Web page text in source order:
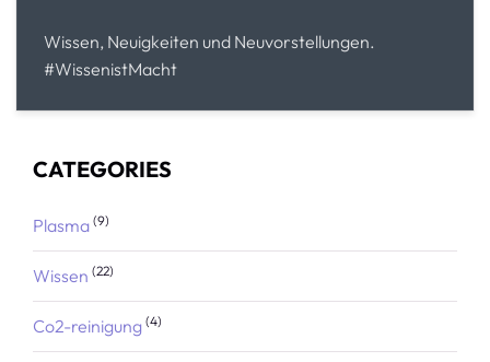
Wissen, Neuigkeiten und Neuvorstellungen.
#WissenistMacht
CATEGORIES
Plasma (9)
Wissen (22)
Co2-reinigung (4)